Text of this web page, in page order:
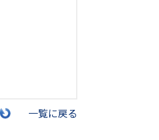
一覧に戻る